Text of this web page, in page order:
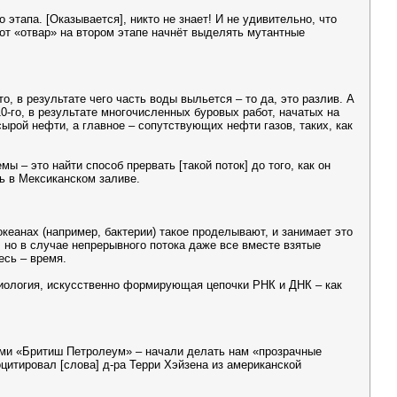
[Оказывается], никто не знает! И не удивительно, что
«отвар» на втором этапе начнёт выделять мутантные
в результате чего часть воды выльется – то да, это разлив. А
в результате многочисленных буровых работ, начатых на
нефти, а главное – сопутствующих нефти газов, таких, как
– это найти способ прервать [такой поток] до того, как он
в Мексиканском заливе.
(например, бактерии) такое проделывают, и занимает это
в случае непрерывного потока даже все вместе взятые
– время.
искусственно формирующая цепочки РНК и ДНК – как
«Бритиш Петролеум» – начали делать нам «прозрачные
[слова] д-ра Терри Хэйзена из американской